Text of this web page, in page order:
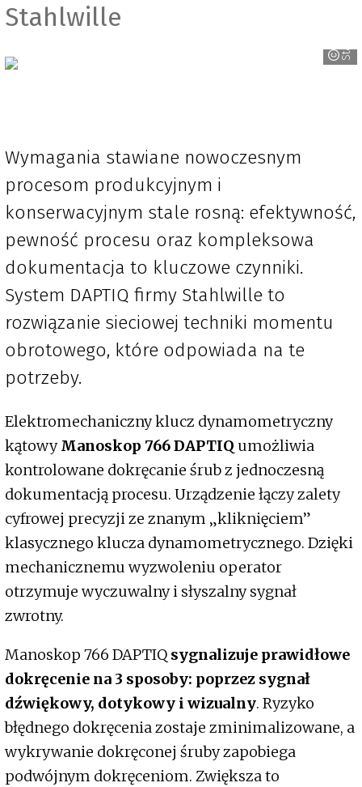
Stahlwille
Stahlwille
Wymagania stawiane nowoczesnym
procesom produkcyjnym i
konserwacyjnym stale rosną: efektywność,
pewność procesu oraz kompleksowa
dokumentacja to kluczowe czynniki.
System DAPTIQ firmy Stahlwille to
rozwiązanie sieciowej techniki momentu
obrotowego, które odpowiada na te
potrzeby.
Elektromechaniczny klucz dynamometryczny
kątowyManoskop 766 DAPTIQ umożliwia
kontrolowane dokręcanie śrub z jednoczesną
dokumentacją procesu. Urządzenie łączy zalety
cyfrowej precyzji ze znanym „kliknięciem”
klasycznego klucza dynamometrycznego. Dzięki
mechanicznemu wyzwoleniu operator
otrzymuje wyczuwalny i słyszalny sygnał
zwrotny.
Manoskop 766 DAPTIQ sygnalizuje prawidłowe
dokręcenie na 3 sposoby: poprzez sygnał
dźwiękowy, dotykowy i wizualny. Ryzyko
błędnego dokręcenia zostaje zminimalizowane, a
wykrywanie dokręconej śruby zapobiega
podwójnym dokręceniom. Zwiększa to